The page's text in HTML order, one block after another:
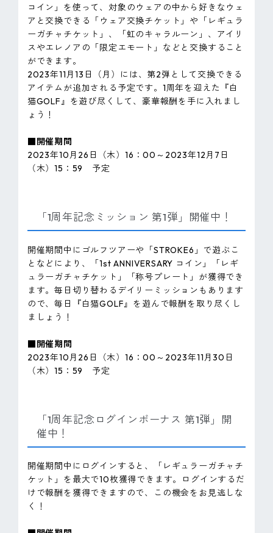
コイン」を使って、対象のウェアの中から好きなウェ
アと交換できる「ウェア交換チケット」や「レギュラ
ーガチャチケット」、「虹のキャラルーン」、アイリ
スやエレノアの「限定エモート」などと交換すること
ができます。
2023年11月13日（月）には、第2弾として交換できる
アイテムが追加される予定です。1周年を迎えた『白
猫GOLF』を遊び尽くして、豪華報酬を手に入れまし
ょう！
■開催期間
2023年10月26日（木）16：00～2023年12月7日
（木）15：59 予定
「1周年記念ミッション 第1弾」開催中！
開催期間中にゴルフツアーや「STROKE6」で遊ぶこ
となどにより、「1st ANNIVERSARY コイン」「レギ
ュラーガチャチケット」「称号プレート」が獲得でき
ます。毎日切り替わるデイリーミッションもあります
ので、毎日『白猫GOLF』を遊んで報酬を取り尽くし
ましょう！
■開催期間
2023年10月26日（木）16：00～2023年11月30日
（木）15：59 予定
「1周年記念ログインボーナス 第1弾」開
催中！
開催期間中にログインすると、「レギュラーガチャチ
ケット」を最大で10枚獲得できます。ログインするだ
けで報酬を獲得できますので、この機会をお見逃しな
く！